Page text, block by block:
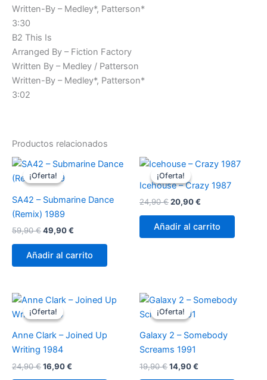
Written-By – Medley*, Patterson*
3:30
B2 This Is
Arranged By – Fiction Factory
Written By – Medley / Patterson
Written-By – Medley*, Patterson*
3:02
Productos relacionados
¡Oferta!
¡Oferta!
SA42 – Submarine Dance
(Remix) 1989
59,90€El
original
era:
49,90€
actual
es:
Añadir al carrito
¡Oferta!
¡Oferta!
Icehouse – Crazy 1987
24,90€El
original
era:
20,90€
actual
es:
Añadir al carrito
¡Oferta!
¡Oferta!
Anne Clark – Joined Up
Writing 1984
24,90€El
16,90€
¡Oferta!
¡Oferta!
Galaxy 2 – Somebody
Screams 1991
19,90€El
14,90€